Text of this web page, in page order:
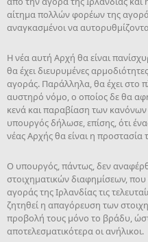
αίτημα πολλών φορέων της
αναγκασμένοι να
Η νέα αυτή Αρχή θα είναι
θα έχει διευρυμένες
αγοράς. Παράλληλα, θα έχει στο
αυστηρό νόμο, ο οποίος δε θα
κενά και παραβίαση των κανόνων
υπουργός δήλωσε, επίσης, ότι
νέας Αρχής θα είναι η προστασία
Ο υπουργός, πάντως, δεν
στοιχηματικών διαφημίσεων, που
αγοράς της Ιρλανδίας τις
ζητηθεί η απαγόρευση των
προβολή τους μόνο το βράδυ,
αποτελεσματικότερα οι ανήλικοι.